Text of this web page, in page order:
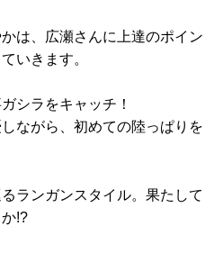
は、広瀬さんに上達のポイン
いきます。
シラをキャッチ！
ながら、初めての陸っぱりを
ランガンスタイル。果たして
!?